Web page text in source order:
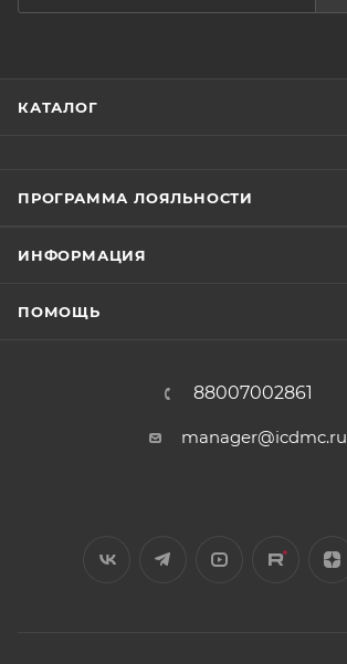
КАТАЛОГ
ПРОГРАММА ЛОЯЛЬНОСТИ
ИНФОРМАЦИЯ
ПОМОЩЬ
88007002861
manager@icdmc.ru